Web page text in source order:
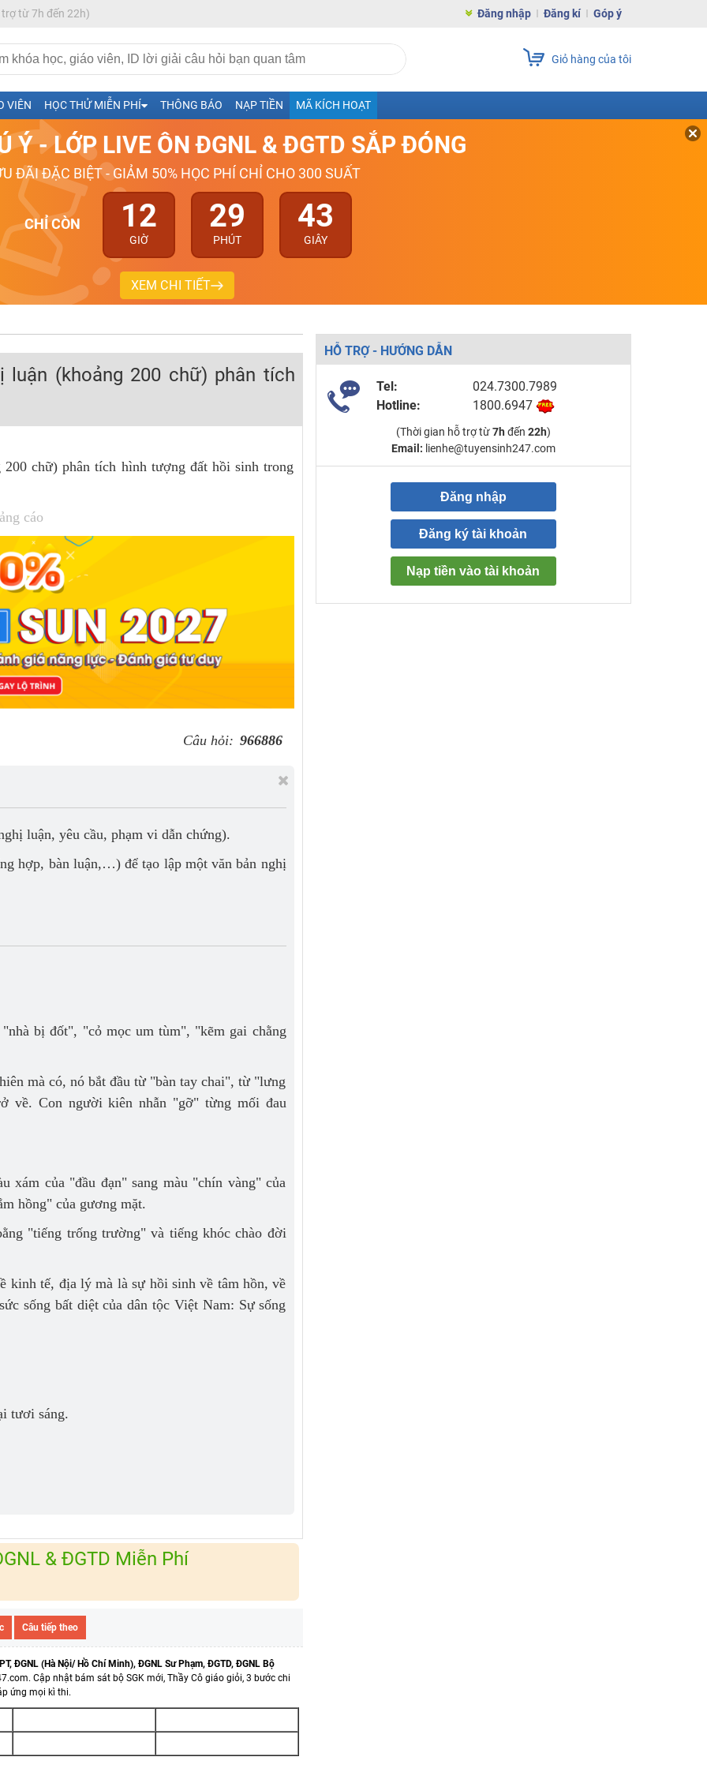
từ 7h đến 22h) Đăng nhập Đăng kí Góp ý
Giỏ hàng của tôi
VIÊN HỌC THỬ MIỄN PHÍ THÔNG BÁO NẠP TIỀN MÃ KÍCH HOẠT
Ý - LỚP LIVE ÔN ĐGNL & ĐGTD SẮP ĐÓNG
ĐÃI ĐẶC BIỆT - GIẢM 50% HỌC PHÍ CHỈ CHO 300 SUẤT
CHỈ CÒN 12
GIỜ
29
PHÚT
42
GIÂY
XEM CHI TIẾT
Sinh-Sử-Địa cùng Thầy Cô giỏi, nổi tiếng
2027
ít nhất 25 điểm
(Từ 16-18/07/2025)
2018
lai!
viên giỏi và nổi tiếng
luận (khoảng 200 chữ) phân tích
chữ) phân tích hình tượng đất hồi sinh trong
cáo
Câu hỏi: 966886
luận, yêu cầu, phạm vi dẫn chứng).
hợp, bàn luận,…) để tạo lập một văn bản nghị
bị đốt", "cỏ mọc um tùm", "kẽm gai chằng
mà có, nó bắt đầu từ "bàn tay chai", từ "lưng
về. Con người kiên nhẫn "gỡ" từng mối đau
xám của "đầu đạn" sang màu "chín vàng" của
hồng" của gương mặt.
"tiếng trống trường" và tiếng khóc chào đời
kinh tế, địa lý mà là sự hồi sinh về tâm hồn, về
sống bất diệt của dân tộc Việt Nam: Sự sống
tươi sáng.
& ĐGTD Miễn Phí
Câu tiếp theo
ĐGNL (Hà Nội/ Hồ Chí Minh), ĐGNL Sư Phạm, ĐGTD, ĐGNL Bộ
Cập nhật bám sát bộ SGK mới, Thầy Cô giáo giỏi, 3 bước chi
ứng mọi kì thi.
HỖ TRỢ - HƯỚNG DẪN
Tel:
024.7300.7989
Hotline:
1800.6947
(Thời gian hỗ trợ từ7h đến 22h)
Email: lienhe@tuyensinh247.com
Đăng nhập
Đăng ký tài khoản
Nạp tiền vào tài khoản